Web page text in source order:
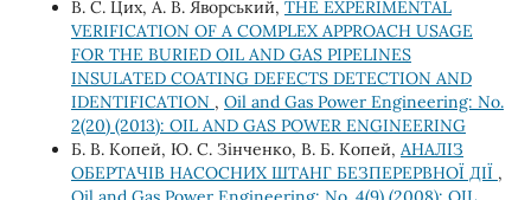
В. С. Цих, А. В. Яворський, THE EXPERIMENTAL
VERIFICATION OF A COMPLEX APPROACH USAGE
FOR THE BURIED OIL AND GAS PIPELINES
INSULATED COATING DEFECTS DETECTION AND
IDENTIFICATION , Oil and Gas Power Engineering: No.
2(20) (2013): OIL AND GAS POWER ENGINEERING
Б. В. Копей, Ю. С. Зінченко, В. Б. Копей, АНАЛІЗ
ОБЕРТАЧІВ НАСОСНИХ ШТАНГ БЕЗПЕРЕРВНОЇ ДІЇ ,